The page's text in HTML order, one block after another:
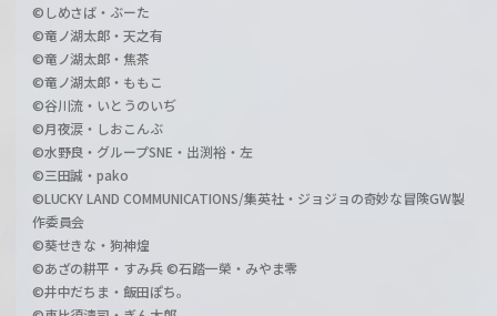
©しめさば・ぶーた
©竜ノ湖太郎・天之有
©竜ノ湖太郎・焦茶
©竜ノ湖太郎・ももこ
©谷川流・いとうのいぢ
©月夜涙・しおこんぶ
©水野良・グループSNE・出渕裕・左
©三田誠・pako
©LUCKY LAND COMMUNICATIONS/集英社・ジョジョの奇妙な冒険GW製
作委員会
©葵せきな・狗神煌
©あざの耕平・すみ兵 ©石踏一榮・みやま零
©井中だちま・飯田ぽち。